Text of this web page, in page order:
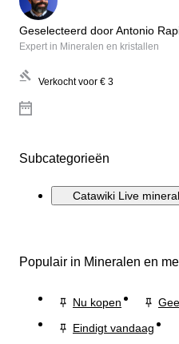
Geselecteerd door Antonio
Expert in Mineralen en kristallen
Verkocht voor € 3
Subcategorieën
Catawiki Live
Populair in Mineralen en
Nu kopen
Eindigt vandaag